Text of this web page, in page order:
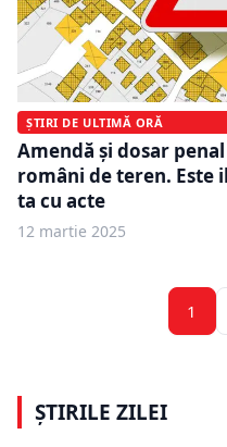
ȘTIRI DE ULTIMĂ ORĂ
Amendă și dosar
români de teren. Este
ta cu acte
12 martie 2025
1
ȘTIRILE ZILEI